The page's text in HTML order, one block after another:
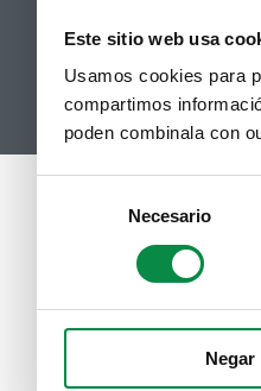
Este sitio web usa
Usamos cookies para
compartimos
poden combinala con
Necesario
Negar